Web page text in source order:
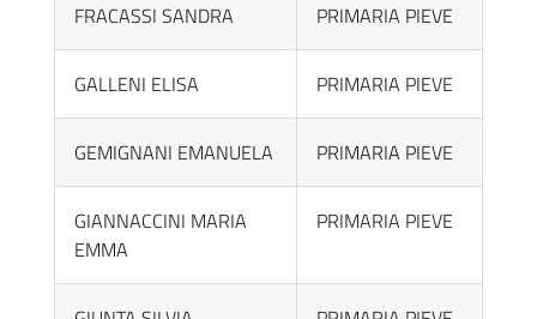
FRACASSI SANDRA PRIMARIA PIEVE
GALLENI ELISA PRIMARIA PIEVE
GEMIGNANI EMANUELA PRIMARIA PIEVE
GIANNACCINI MARIA
EMMA
PRIMARIA PIEVE